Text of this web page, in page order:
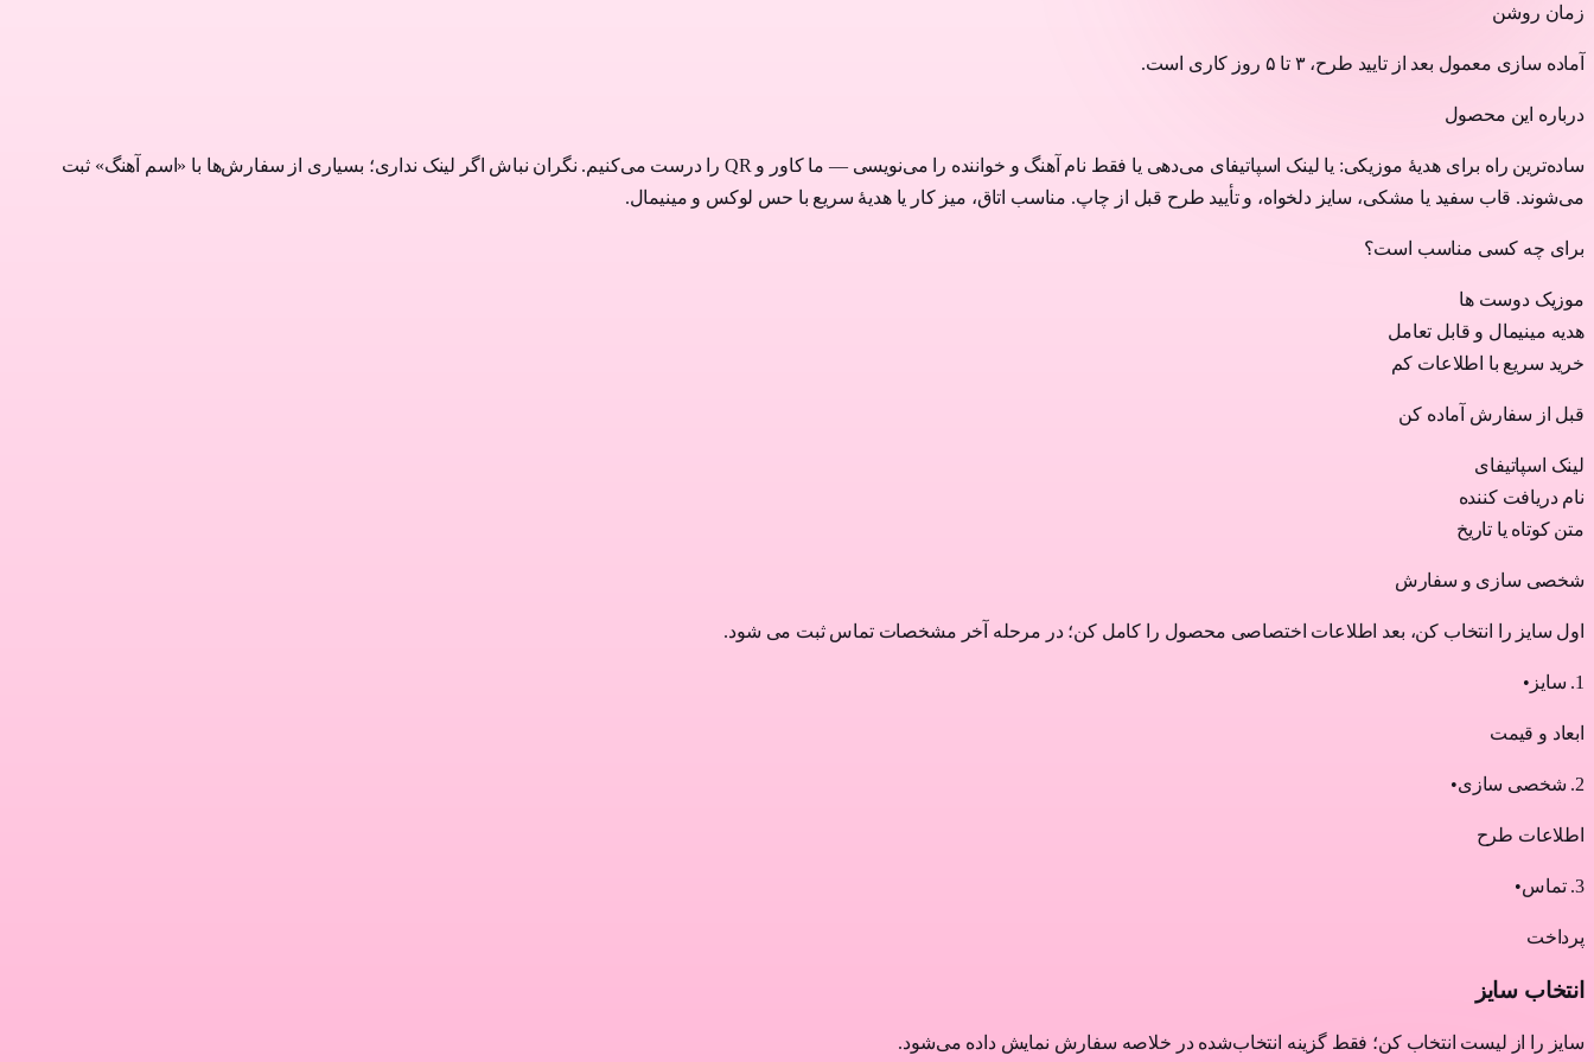
زمان روشن
آماده سازی معمول بعد از تایید طرح، ۳ تا ۵ روز کاری است.
درباره این محصول
ساده‌ترین راه برای هدیهٔ موزیکی: یا لینک اسپاتیفای می‌دهی یا فقط نام آهنگ و خواننده را می‌نویسی — ما کاور و QR را درست می‌کنیم. نگران نباش اگر لینک نداری؛ بسیاری از سفارش‌ها با «اسم آهنگ» ثبت
می‌شوند. قاب سفید یا مشکی، سایز دلخواه، و تأیید طرح قبل از چاپ. مناسب اتاق، میز کار یا هدیهٔ سریع با حس لوکس و مینیمال.
برای چه کسی مناسب است؟
موزیک دوست ها
هدیه مینیمال و قابل تعامل
خرید سریع با اطلاعات کم
قبل از سفارش آماده کن
لینک اسپاتیفای
نام دریافت کننده
متن کوتاه یا تاریخ
شخصی سازی و سفارش
اول سایز را انتخاب کن، بعد اطلاعات اختصاصی محصول را کامل کن؛ در مرحله آخر مشخصات تماس ثبت می شود.
1
. سایز •
ابعاد و قیمت
2
. شخصی سازی•
اطلاعات طرح
3
.تماس•
پرداخت
انتخاب سایز
سایز را از لیست انتخاب کن؛ فقط گزینه انتخاب‌شده در خلاصه سفارش نمایش داده می‌شود.